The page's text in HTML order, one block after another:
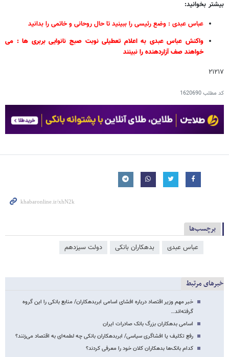
بیشتر بخوانید:
عباس عبدی : وضع رئیسی را ببینید تا حال روحانی و خاتمی را بدانید
واکنش عباس عبدی به اعلام تعطیلی نوبت صبج نانوایی بربری ها : می
خواهند صف آزاردهنده را نبینند
۲۱۲۱۷
کد مطلب1620690
برچسب‌ها
عباس عبدی بدهکاران بانکی دولت سیزدهم
خبرهای مرتبط
خبر مهم وزیر اقتصاد درباره افشای اسامی ابربدهکاران/ منابع بانکی را این گروه
گرفته‌اند…
اسامی بدهکاران بزرگ بانک صادرات ایران
رفع تکلیف یا افشاگری سیاسی/ ابربدهکاران بانکی چه لطمه‌ای به اقتصاد می‌زنند؟
کدام بانک‌ها بدهکاران کلان خود را معرفی کردند؟